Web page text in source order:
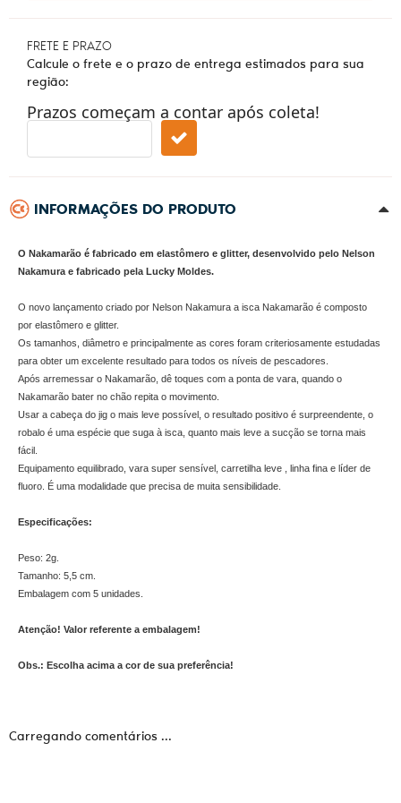
FRETE E PRAZO
Calcule o frete e o prazo de entrega estimados para sua
região:
Prazos começam a contar após coleta!
INFORMAÇÕES DO PRODUTO
O Nakamarão é fabricado em elastômero e glitter, desenvolvido pelo Nelson
Nakamura e fabricado pela Lucky Moldes.
O novo lançamento criado por Nelson Nakamura a isca Nakamarão é composto
por elastômero e glitter.
Os tamanhos, diâmetro e principalmente as cores foram criteriosamente estudadas
para obter um excelente resultado para todos os níveis de pescadores.
Após arremessar o Nakamarão, dê toques com a ponta de vara, quando o
Nakamarão bater no chão repita o movimento.
Usar a cabeça do jig o mais leve possível, o resultado positivo é surpreendente, o
robalo é uma espécie que suga à isca, quanto mais leve a sucção se torna mais
fácil.
Equipamento equilibrado, vara super sensível, carretilha leve , linha fina e líder de
fluoro. É uma modalidade que precisa de muita sensibilidade.
Especificações:
Peso: 2g.
Tamanho: 5,5 cm.
Embalagem com 5 unidades.
Atenção! Valor referente a embalagem!
Obs.: Escolha acima a cor de sua preferência!
Carregando comentários ...